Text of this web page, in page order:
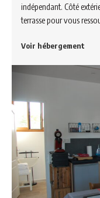
indépendant. Côté
terrasse pour vous
Voir hébergement